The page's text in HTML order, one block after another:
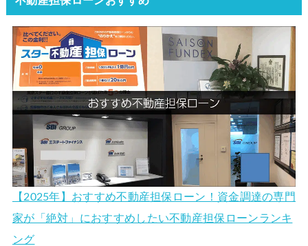
【2025年】おすすめ不動産担保ローン！資金調達の専門
家が「絶対」におすすめしたい不動産担保ローンランキ
ング